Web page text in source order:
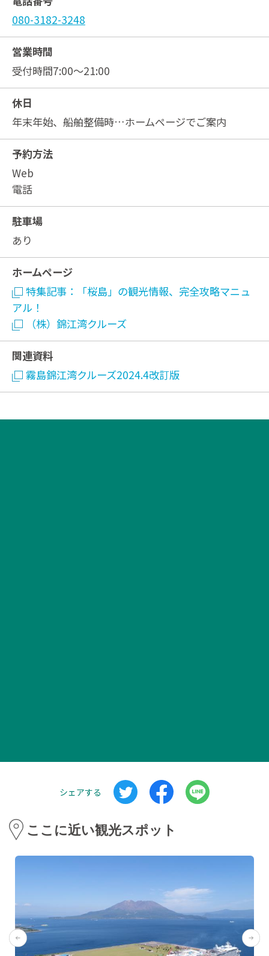
080-3182-3248
営業時間
受付時間7:00～21:00
休日
年末年始、船舶整備時…ホームページでご案内
予約方法
Web
電話
駐車場
あり
ホームページ
特集記事：「桜島」の観光情報、完全攻略マニュ
アル！
（株）錦江湾クルーズ
関連資料
霧島錦江湾クルーズ2024.4改訂版
シェアする
ここに近い観光スポット